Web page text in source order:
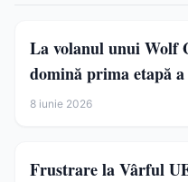
La volanul unui Wolf
domină prima etapă
8 iunie 2026
Frustrare la Vârful